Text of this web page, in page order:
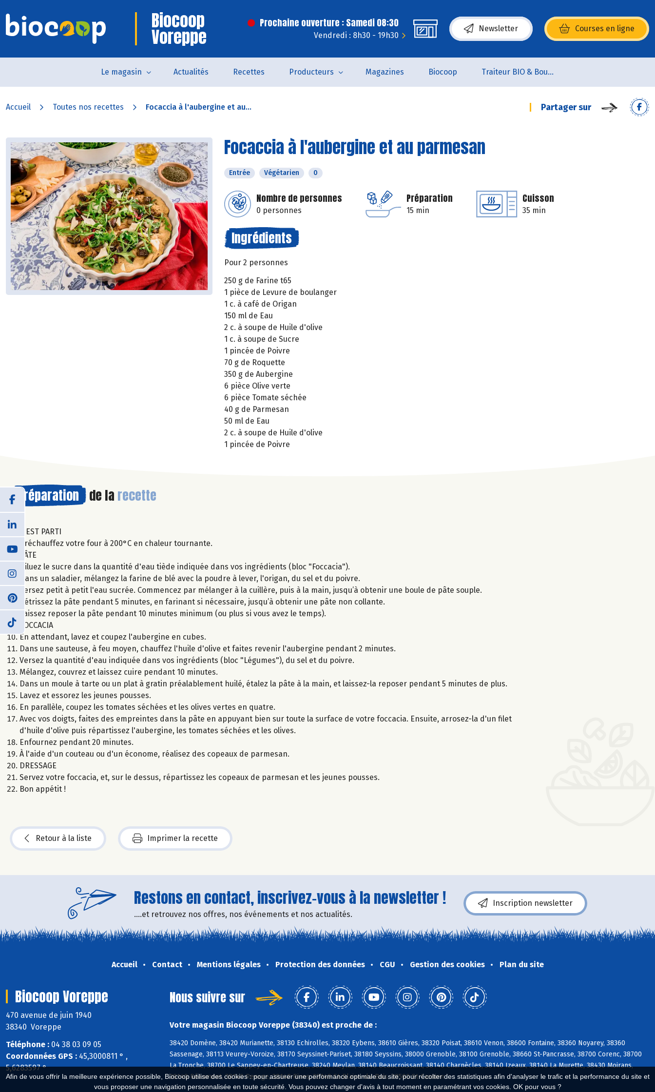
Afin de vous offrir la meilleure expérience possible, Biocoop utilise des cookies : pour assurer une performance optimale du site, pour récolter des statistiques afin d'analyser le trafic et la performance du site et
vous proposer une navigation personnalisée en toute sécurité. Vous pouvez changer d'avis à tout moment en paramétrant vos cookies. OK pour vous ?
Biocoop
Voreppe
Prochaine ouverture : Samedi 08:30
Vendredi : 8h30 - 19h30
Newsletter Courses en ligne
(s’ouvre dans une nouvelle fenêtre)
Le magasin Actualités Recettes Producteurs Magazines Biocoop Traiteur BIO & Boucherie BIO
Accueil Toutes nos recettes Focaccia à l'aubergine et au... Partager sur
Focaccia à l'aubergine et au parmesan
Entrée Végétarien 0
Nombre de personnes
0 personnes
Préparation
15 min
Cuisson
35 min
Ingrédients
Pour 2 personnes
250 g de Farine t65
1 pièce de Levure de boulanger
1 c. à café de Origan
150 ml de Eau
2 c. à soupe de Huile d'olive
1 c. à soupe de Sucre
1 pincée de Poivre
70 g de Roquette
350 g de Aubergine
6 pièce Olive verte
6 pièce Tomate séchée
40 g de Parmesan
50 ml de Eau
2 c. à soupe de Huile d'olive
1 pincée de Poivre
Préparation de la recette
C'EST PARTI
Préchauffez votre four à 200°C en chaleur tournante.
PÂTE
Diluez le sucre dans la quantité d'eau tiède indiquée dans vos ingrédients (bloc "Foccacia").
Dans un saladier, mélangez la farine de blé avec la poudre à lever, l'origan, du sel et du poivre.
Versez petit à petit l'eau sucrée. Commencez par mélanger à la cuillère, puis à la main, jusqu’à obtenir une boule de pâte souple.
Pétrissez la pâte pendant 5 minutes, en farinant si nécessaire, jusqu’à obtenir une pâte non collante.
Laissez reposer la pâte pendant 10 minutes minimum (ou plus si vous avez le temps).
FOCCACIA
En attendant, lavez et coupez l'aubergine en cubes.
Dans une sauteuse, à feu moyen, chauffez l'huile d'olive et faites revenir l'aubergine pendant 2 minutes.
Versez la quantité d'eau indiquée dans vos ingrédients (bloc "Légumes"), du sel et du poivre.
Mélangez, couvrez et laissez cuire pendant 10 minutes.
Dans un moule à tarte ou un plat à gratin préalablement huilé, étalez la pâte à la main, et laissez-la reposer pendant 5 minutes de plus.
Lavez et essorez les jeunes pousses.
En parallèle, coupez les tomates séchées et les olives vertes en quatre.
Avec vos doigts, faites des empreintes dans la pâte en appuyant bien sur toute la surface de votre foccacia. Ensuite, arrosez-la d'un filet
d'huile d'olive puis répartissez l'aubergine, les tomates séchées et les olives.
Enfournez pendant 20 minutes.
À l'aide d'un couteau ou d'un économe, réalisez des copeaux de parmesan.
DRESSAGE
Servez votre foccacia, et, sur le dessus, répartissez les copeaux de parmesan et les jeunes pousses.
Bon appétit !
Retour à la liste Imprimer la recette
Restons en contact, inscrivez-vous à la newsletter !
....et retrouvez nos offres, nos événements et nos actualités.
Inscription newsletter
Accueil Contact Mentions légales Protection des données CGU Gestion des cookies Plan du site
Biocoop Voreppe
470 avenue de juin 1940
38340 Voreppe
Téléphone : 04 38 03 09 05
Coordonnées GPS : 45,3000811 ° ,
5,6283597 °
Nous suivre sur
Votre magasin Biocoop Voreppe (38340) est proche de :
38420 Domène, 38420 Murianette, 38130 Echirolles, 38320 Eybens, 38610 Gières, 38320 Poisat, 38610 Venon, 38600 Fontaine, 38360 Noyarey, 38360
Sassenage, 38113 Veurey-Voroize, 38170 Seyssinet-Pariset, 38180 Seyssins, 38000 Grenoble, 38100 Grenoble, 38660 St-Pancrasse, 38700 Corenc, 38700
La Tronche, 38700 Le Sappey-en-Chartreuse, 38240 Meylan, 38140 Beaucroissant, 38140 Charnècles, 38140 Izeaux, 38140 La Murette, 38430 Moirans,
38140 Réaumont, 38140 Renage, 38140 Rives, 38140 St-Blaise-du-Buis, 38500 St-Cassien